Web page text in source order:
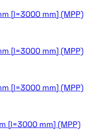
[l=3000 mm] (MPP)
[l=3000 mm] (MPP)
[l=3000 mm] (MPP)
[l=3000 mm] (MPP)